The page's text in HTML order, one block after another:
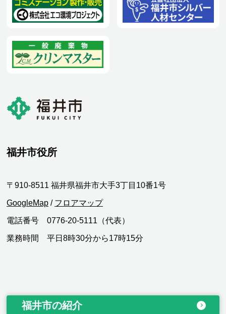
福井市役所
〒910-8511 福井県福井市大手3丁目10番1号
GoogleMap / フロアマップ
電話番号 0776-20-5111（代表）
業務時間 平日8時30分から17時15分
福井市の紹介